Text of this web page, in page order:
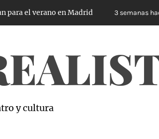
el verano en Madrid 3 semanas hace
y cultura